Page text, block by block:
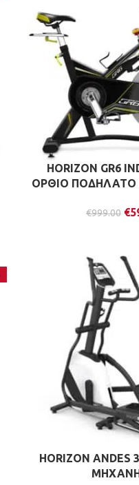
HORIZON GR6
ΟΡΘΙΟ ΠΟΔΗΛΑΤΟ
€999.00 €
HORIZON ANDES